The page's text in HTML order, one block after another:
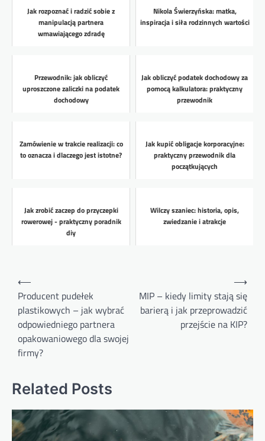
Jak rozpoznać i radzić sobie z
manipulacją partnera
wmawiającego zdradę
Nikola Świerzyńska: matka,
inspiracja i siła rodzinnych wartości
Przewodnik: jak obliczyć
uproszczone zaliczki na podatek
dochodowy
Jak obliczyć podatek dochodowy za
pomocą kalkulatora: praktyczny
przewodnik
Zamówienie w trakcie realizacji: co
to oznacza i dlaczego jest istotne?
Jak kupić obligacje korporacyjne:
praktyczny przewodnik dla
początkujących
Jak zrobić zaczep do przyczepki
rowerowej - praktyczny poradnik
diy
Wilczy szaniec: historia, opis,
zwiedzanie i atrakcje
Nawigacja
wpisu
⟵
Producent pudełek
plastikowych – jak wybrać
odpowiedniego partnera
opakowaniowego dla swojej
firmy?
MIP – kiedy limity stają się
barierą i jak przeprowadzić
przejście na KIP?
⟶
Related Posts